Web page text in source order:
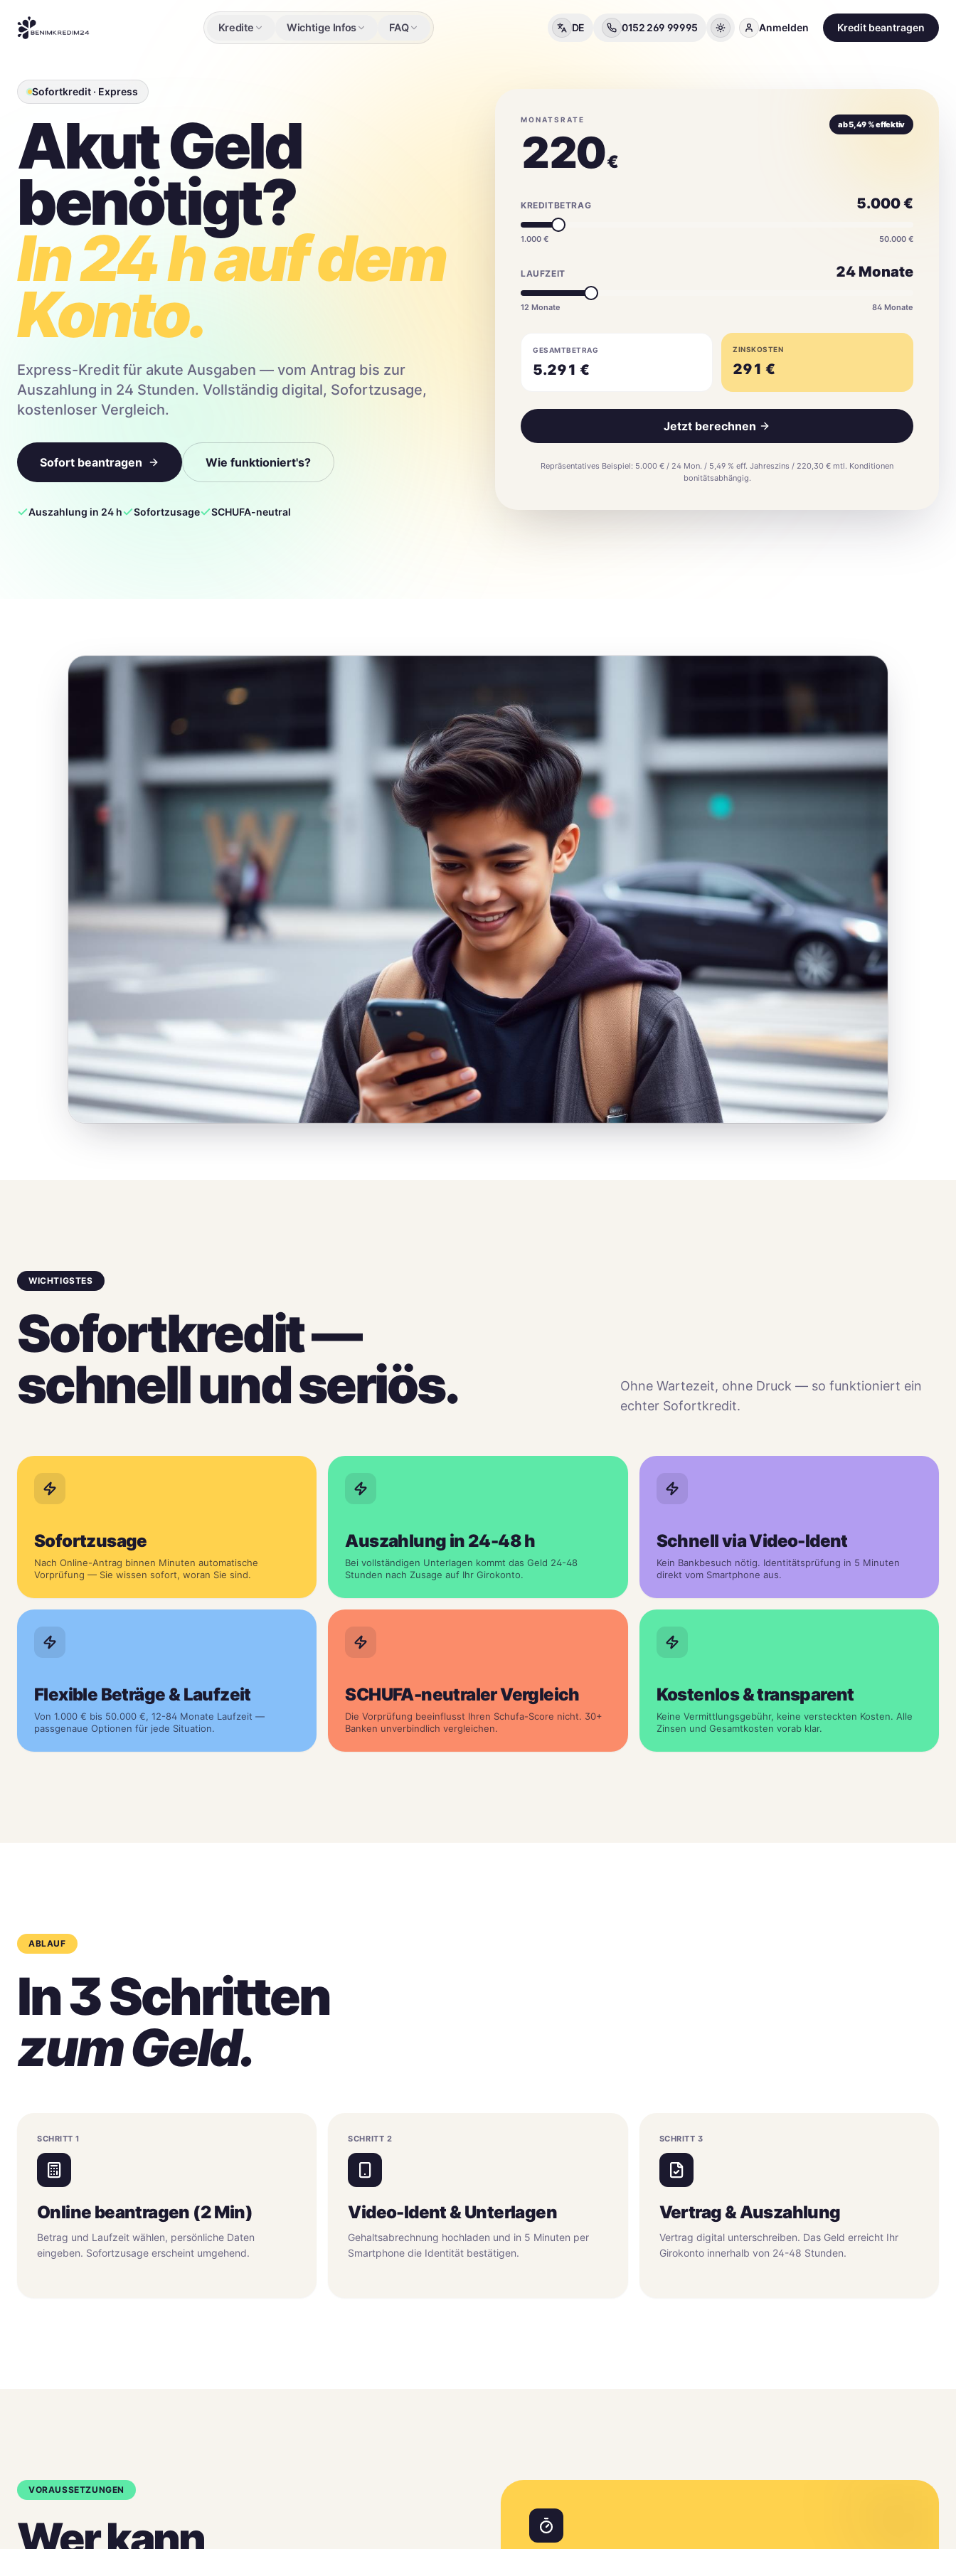
Kredite Wichtige Infos FAQ DE 0152 269 99995 Anmelden Kredit beantragen
Sofortkredit · Express
Akut Geld
benötigt?
In 24 h auf dem
Konto.
Express-Kredit für akute Ausgaben — vom Antrag bis zur
Auszahlung in 24 Stunden. Vollständig digital, Sofortzusage,
kostenloser Vergleich.
Sofort beantragen Wie funktioniert's?
Auszahlung in 24 h Sofortzusage SCHUFA-neutral
MONATSRATE
220€
ab 5,49 % effektiv
KREDITBETRAG 5.000€
1.000 € 50.000 €
LAUFZEIT 24 Monate
12 Monate 84 Monate
GESAMTBETRAG
5.291 €
ZINSKOSTEN
291 €
Jetzt berechnen
Repräsentatives Beispiel: 5.000 € / 24 Mon. / 5,49 % eff. Jahreszins / 220,30 € mtl. Konditionen
bonitätsabhängig.
WICHTIGSTES
Sofortkredit —
schnell und seriös.
Ohne Wartezeit, ohne Druck — so funktioniert ein
echter Sofortkredit.
Sofortzusage
Nach Online-Antrag binnen Minuten automatische
Vorprüfung — Sie wissen sofort, woran Sie sind.
Auszahlung in 24-48 h
Bei vollständigen Unterlagen kommt das Geld 24-48
Stunden nach Zusage auf Ihr Girokonto.
Schnell via Video-Ident
Kein Bankbesuch nötig. Identitätsprüfung in 5 Minuten
direkt vom Smartphone aus.
Flexible Beträge & Laufzeit
Von 1.000 € bis 50.000 €, 12-84 Monate Laufzeit —
passgenaue Optionen für jede Situation.
SCHUFA-neutraler Vergleich
Die Vorprüfung beeinflusst Ihren Schufa-Score nicht. 30+
Banken unverbindlich vergleichen.
Kostenlos & transparent
Keine Vermittlungsgebühr, keine versteckten Kosten. Alle
Zinsen und Gesamtkosten vorab klar.
ABLAUF
In 3 Schritten
zum Geld.
SCHRITT 1
Online beantragen (2 Min)
Betrag und Laufzeit wählen, persönliche Daten
eingeben. Sofortzusage erscheint umgehend.
SCHRITT 2
Video-Ident & Unterlagen
Gehaltsabrechnung hochladen und in 5 Minuten per
Smartphone die Identität bestätigen.
SCHRITT 3
Vertrag & Auszahlung
Vertrag digital unterschreiben. Das Geld erreicht Ihr
Girokonto innerhalb von 24-48 Stunden.
VORAUSSETZUNGEN
Wer kann